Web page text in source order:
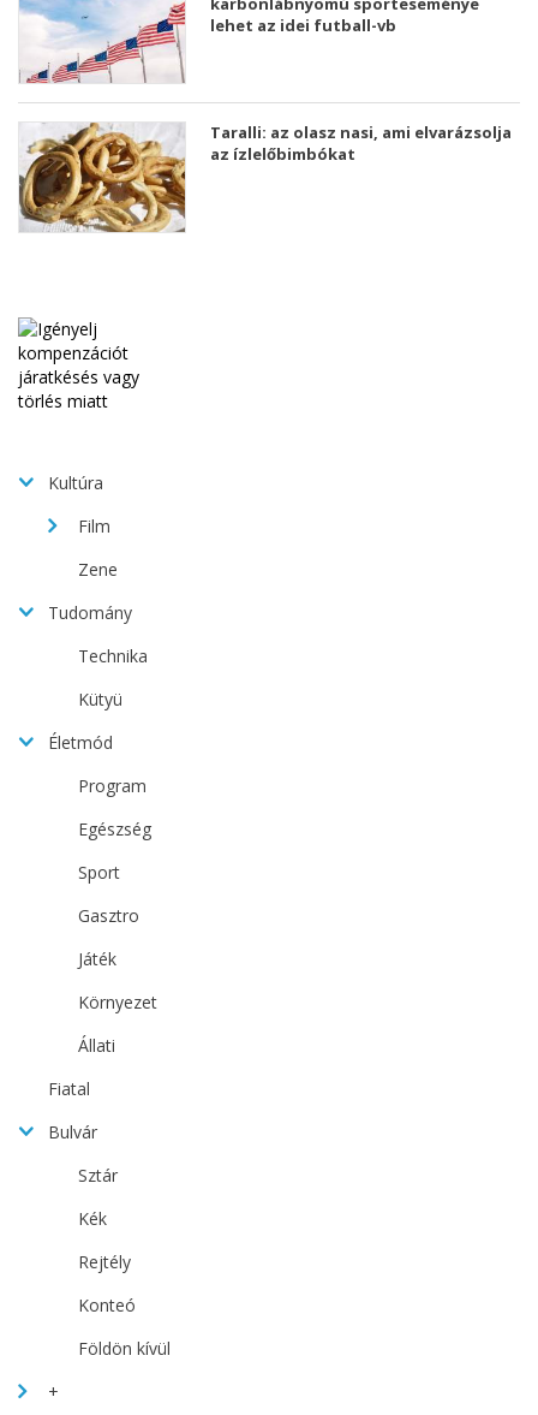
lehet az idei futball-vb
Taralli: az olasz nasi, ami elvarázsolja
az ízlelőbimbókat
Kultúra
Film
Zene
Tudomány
Technika
Kütyü
Életmód
Program
Egészség
Sport
Gasztro
Játék
Környezet
Állati
Fiatal
Bulvár
Sztár
Kék
Rejtély
Konteó
Földön kívül
+